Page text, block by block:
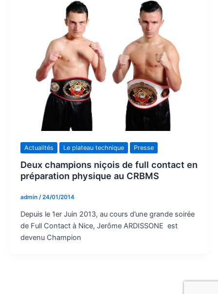
Actualités Le plateau technique Presse
Deux champions niçois de full contact en
préparation physique au CRBMS
admin /24/01/2014
Depuis le 1er Juin 2013, au cours d’une grande soirée
de Full Contact à Nice, Jerôme ARDISSONE est
devenu Champion